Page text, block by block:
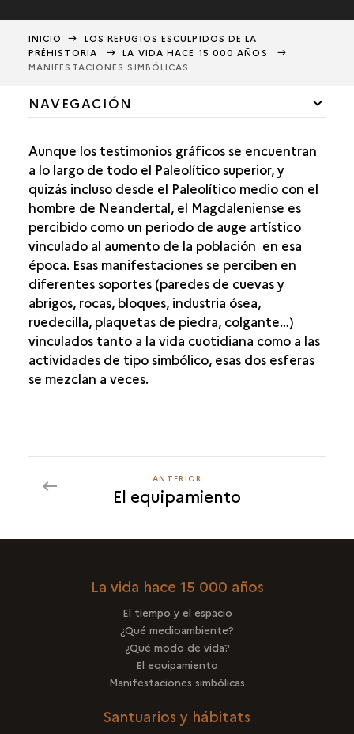
INICIO
LOS REFUGIOS ESCULPIDOS DE LA
PRÉHISTORIA
LA VIDA HACE 15 000 AÑOS
MANIFESTACIONES SIMBÓLICAS
NAVEGACIÓN
¿QUÉ MEDIOAMBIENTE ?
¿QUÉ MODO DE VIDA?
EL EQUIPAMIENTO
PAREDES DECORADAS
ARTE MUEBLE Y ADORNOS.
LAS TÉCNICAS
LAS SEPULTURAS MAGDALENIENSES
Aunque los testimonios gráficos se encuentran
a lo largo de todo el Paleolítico superior, y
quizás incluso desde el Paleolítico medio con el
hombre de Neandertal, el Magdaleniense es
percibido como un periodo de auge artístico
vinculado al aumento de la población en esa
época. Esas manifestaciones se perciben en
diferentes soportes (paredes de cuevas y
abrigos, rocas, bloques, industria ósea,
ruedecilla, plaquetas de piedra, colgante…)
vinculados tanto a la vida cuotidiana como a las
actividades de tipo simbólico, esas dos esferas
se mezclan a veces.
ANTERIOR
ANTERIOR
El equipamiento
La vida hace 15 000 años
El tiempo y el espacio
¿Qué medioambiente?
¿Qué modo de vida?
El equipamiento
Manifestaciones simbólicas
Santuarios y hábitats